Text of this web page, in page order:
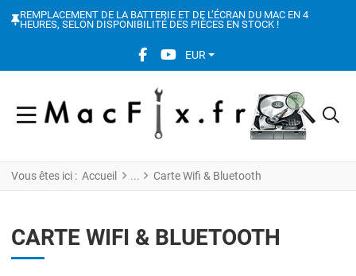
REMPLACEMENT DE LA BATTERIE ET DE L’ÉCRAN DU MAC EN 4
HEURES, SELON DISPONIBILITÉ DES PIÈCES EN STOCK !
FACEBOOK SOCIAL LINK
YOUTUBE SOCIAL LINK
EUR
Vous êtes ici : Accueil Carte Wifi & Bluetooth
CARTE WIFI & BLUETOOTH